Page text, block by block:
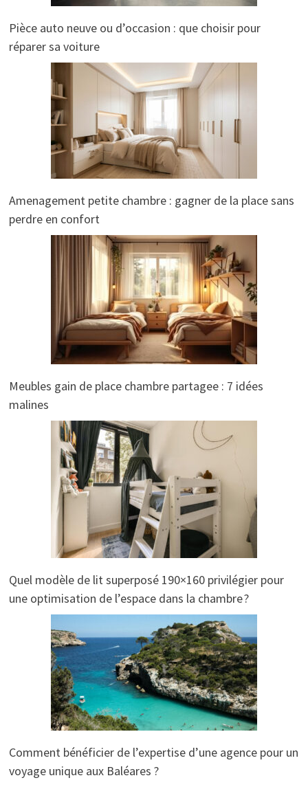
Pièce auto neuve ou d’occasion : que choisir pour
réparer sa voiture
Amenagement petite chambre : gagner de la place sans
perdre en confort
Meubles gain de place chambre partagee : 7 idées
malines
Quel modèle de lit superposé 190×160 privilégier pour
une optimisation de l’espace dans la chambre ?
Comment bénéficier de l’expertise d’une agence pour un
voyage unique aux Baléares ?